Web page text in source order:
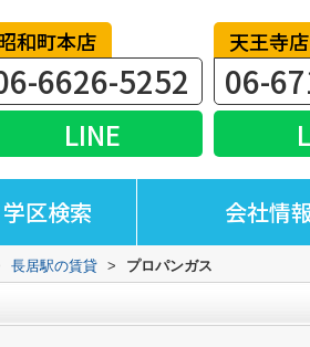
和町本店
6626-5252
LINE
天王寺店
06-
区検索 会社情
長居駅の賃貸 > プロパンガス